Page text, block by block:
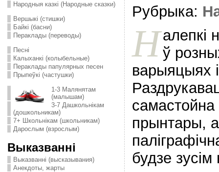
Народныя казкі (Народные сказки)
Вершыкі (стишки)
Байкі (басни)
Пераклады (переводы)
Песні
Калыханкі (колыбельные)
Пераклады папулярных песен
Прыпеўкі (частушки)
1-3 Малянятам
(малышам)
3-7 Дашкольнікам
(дошкольникам)
7+ Школьнікам (школьникам)
Дарослым (взрослым)
Выказванні
Выказванні (высказывания)
Анекдоты, жарты
Рубрыка:
Налепкі
ў
варыяцыях
прынтары,
будзе зусім